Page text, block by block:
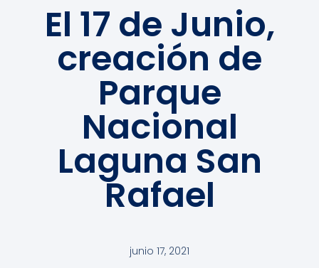
El 17 de Junio,
creación de
Parque
Nacional
Laguna San
Rafael
junio 17, 2021